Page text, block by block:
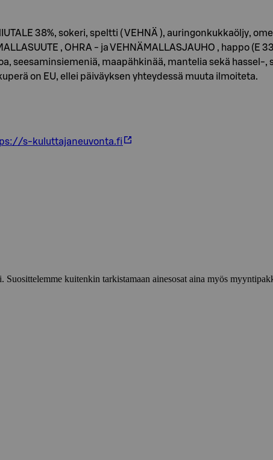
38%, sokeri, speltti ( VEHNÄ ), auringonkukkaöljy,
, OHRA - ja VEHNÄMALLASJAUHO , happo
seesaminsiemeniä, maapähkinää, mantelia sekä
on EU, ellei päiväyksen yhteydessä muuta ilmoiteta.
s-kuluttajaneuvonta.fi
kuitenkin tarkistamaan ainesosat aina myös